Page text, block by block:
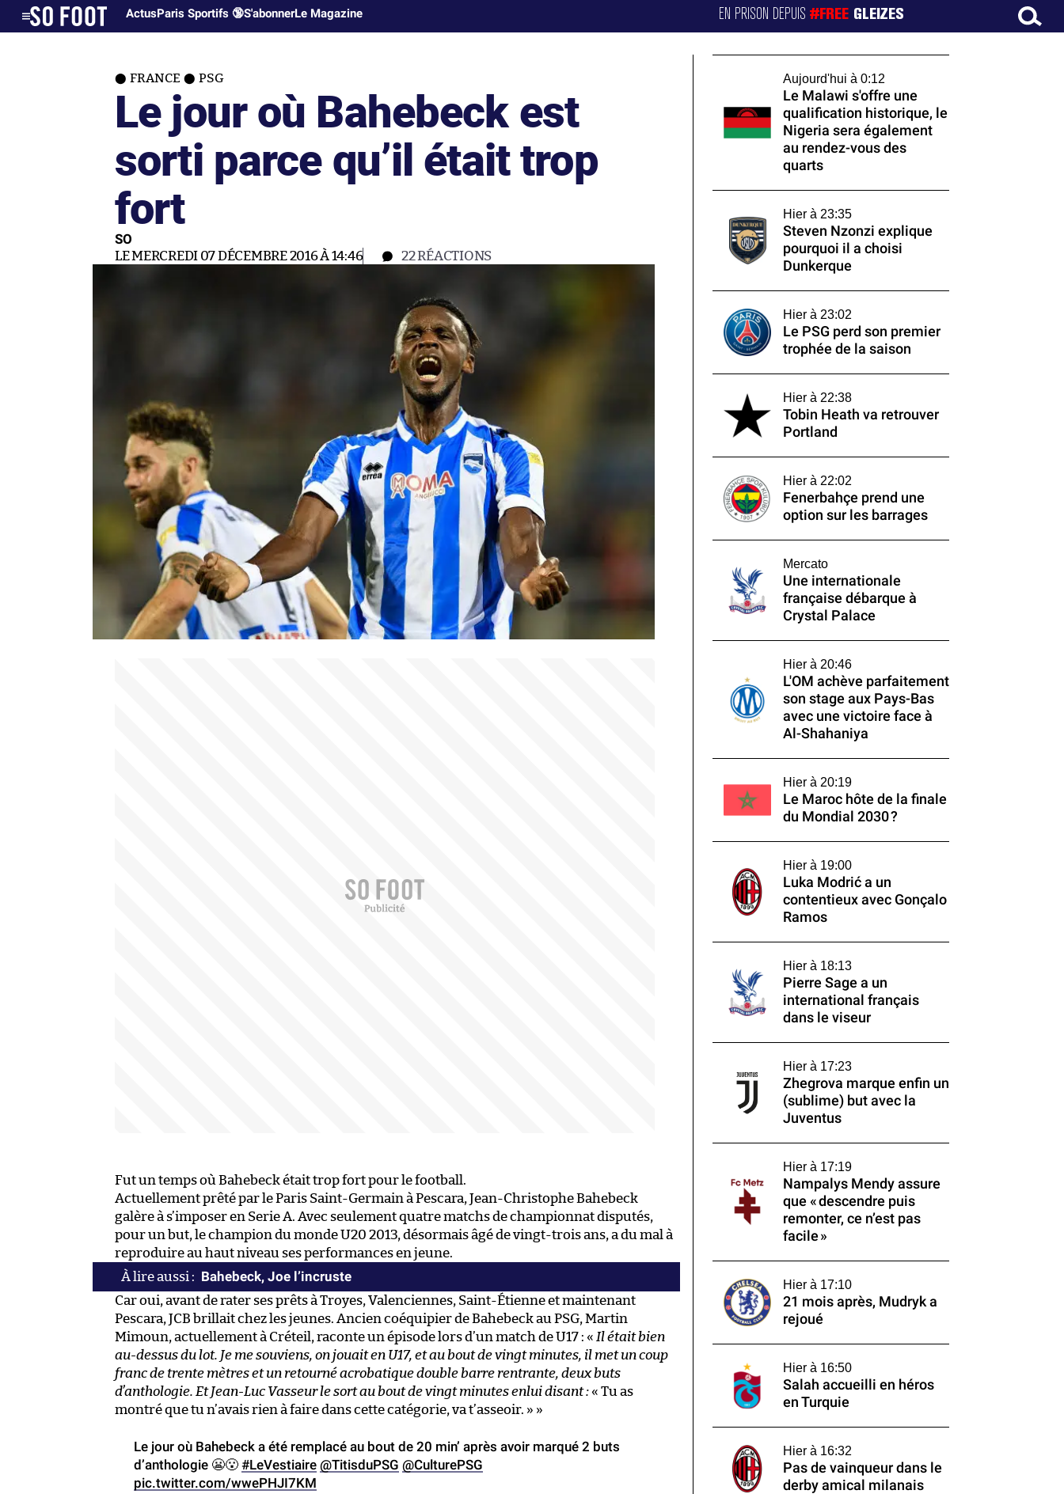
ActusParis Sportifs 🔞S'abonnerLe Magazine EN PRISON DEPUIS#FREE GLEIZES
FRANCE PSG
Le jour où Bahebeck est
sorti parce qu’il était trop
fort
SO
LE MERCREDI 07 DÉCEMBRE 2016 À 14:46 22RÉACTIONS
Fut un temps où Bahebeck était trop fort pour le football.
Actuellement prêté par le Paris Saint-Germain à Pescara, Jean-Christophe Bahebeck
galère à s’imposer en Serie A. Avec seulement quatre matchs de championnat disputés,
pour un but, le champion du monde U20 2013, désormais âgé de vingt-trois ans, a du mal à
reproduire au haut niveau ses performances en jeune.
Bahebeck, Joe l’incruste
Car oui, avant de rater ses prêts à Troyes, Valenciennes, Saint-Étienne et maintenant
Pescara, JCB brillait chez les jeunes. Ancien coéquipier de Bahebeck au PSG, Martin
Mimoun, actuellement à Créteil, raconte un épisode lors d’un match de U17 : « Il était bien
au-dessus du lot. Je me souviens, on jouait en U17, et au bout de vingt minutes, il met un coup
franc de trente mètres et un retourné acrobatique double barre rentrante, deux buts
d’anthologie. Et Jean-Luc Vasseur le sort au bout de vingt minutes enlui disant : « Tu as
montré que tu n’avais rien à faire dans cette catégorie, va t’asseoir. » »
Le jour où Bahebeck a été remplacé au bout de 20 min’ après avoir marqué 2 buts
d’anthologie 😬😮 #LeVestiaire @TitisduPSG @CulturePSG
pic.twitter.com/wwePHJI7KM
Aujourd'hui à 0:12
Le Malawi s'offre une
qualification historique, le
Nigeria sera également
au rendez-vous des
quarts
Hier à 23:35
Steven Nzonzi explique
pourquoi il a choisi
Dunkerque
Hier à 23:02
Le PSG perd son premier
trophée de la saison
Hier à 22:38
Tobin Heath va retrouver
Portland
Hier à 22:02
Fenerbahçe prend une
option sur les barrages
Mercato
Une internationale
française débarque à
Crystal Palace
Hier à 20:46
L'OM achève parfaitement
son stage aux Pays-Bas
avec une victoire face à
Al-Shahaniya
Hier à 20:19
Le Maroc hôte de la finale
du Mondial 2030 ?
Hier à 19:00
Luka Modrić a un
contentieux avec Gonçalo
Ramos
Hier à 18:13
Pierre Sage a un
international français
dans le viseur
Hier à 17:23
Zhegrova marque enfin un
(sublime) but avec la
Juventus
Hier à 17:19
Nampalys Mendy assure
que « descendre puis
remonter, ce n’est pas
facile »
Hier à 17:10
21 mois après, Mudryk a
rejoué
Hier à 16:50
Salah accueilli en héros
en Turquie
Hier à 16:32
Pas de vainqueur dans le
derby amical milanais